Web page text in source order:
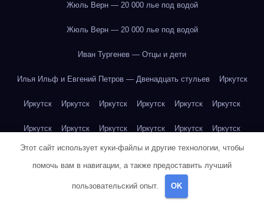
Жюль Верн — 20 000 лье под водой
Жюль Верн — 20 000 лье под водой
Иван Тургенев — Отцы и дети
Илья Ильф и Евгений Петров — Двенадцать стульев Иркутск
Иркутск Иркутск Иркутск Иркутск Иркутск Иркутск
Иркутск Иркутск Иркутск Иркутск Иркутск Иркутск
Иркутск Иркутск Иркутск Иркутск Иркутск Иркутск
Иркутск Йогурт
Этот сайт использует куки-файлы и другие технологии, чтобы
помочь вам в навигации, а также предоставить лучший
пользовательский опыт. OK